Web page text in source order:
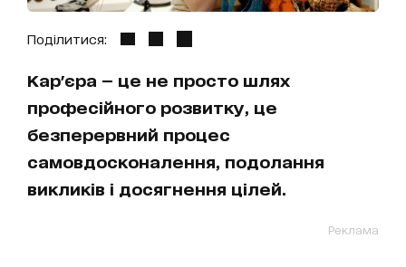
Поділитися:
Кар'єра — це не просто шлях
професійного розвитку, це
безперервний процес
самовдосконалення, подолання
викликів і досягнення цілей.
Реклама